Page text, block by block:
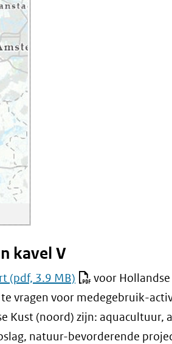
kavel V
(pdf, 3.9 MB)
voor
vragen voor medegebruik-
Kust (noord) zijn: aquacultuur,
natuur-bevorderende